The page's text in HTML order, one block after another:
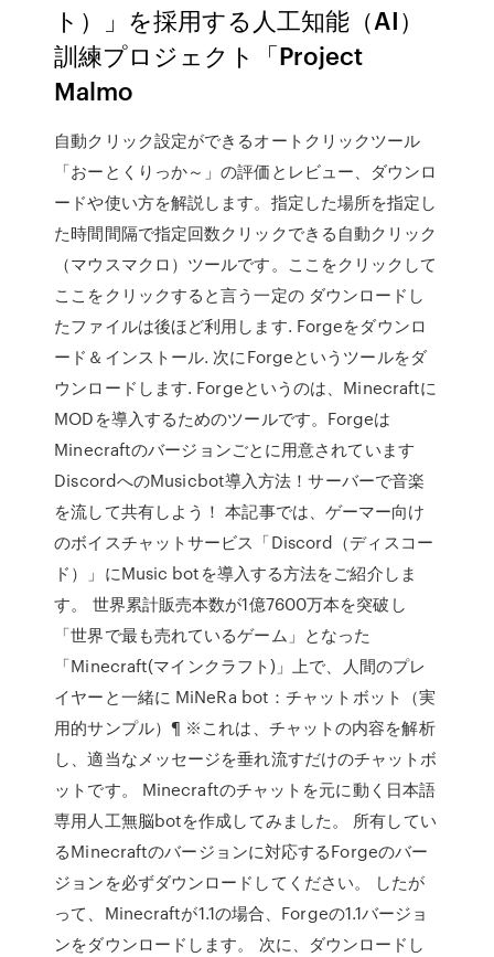
ト）」を採用する人工知能（AI）
訓練プロジェクト「Project
Malmo
自動クリック設定ができるオートクリックツール
「おーとくりっか～」の評価とレビュー、ダウンロ
ードや使い方を解説します。指定した場所を指定し
た時間間隔で指定回数クリックできる自動クリック
（マウスマクロ）ツールです。ここをクリックして
ここをクリックすると言う一定の ダウンロードし
たファイルは後ほど利用します. Forgeをダウンロ
ード＆インストール. 次にForgeというツールをダ
ウンロードします. Forgeというのは、Minecraftに
MODを導入するためのツールです。Forgeは
Minecraftのバージョンごとに用意されています
DiscordへのMusicbot導入方法！サーバーで音楽
を流して共有しよう！ 本記事では、ゲーマー向け
のボイスチャットサービス「Discord（ディスコー
ド）」にMusic botを導入する方法をご紹介しま
す。 世界累計販売本数が1億7600万本を突破し
「世界で最も売れているゲーム」となった
「Minecraft(マインクラフト)」上で、人間のプレ
イヤーと一緒に MiNeRa bot：チャットボット（実
用的サンプル）¶ ※これは、チャットの内容を解析
し、適当なメッセージを垂れ流すだけのチャットボ
ットです。 Minecraftのチャットを元に動く日本語
専用人工無脳botを作成してみました。 所有してい
るMinecraftのバージョンに対応するForgeのバー
ジョンを必ずダウンロードしてください。 したが
って、Minecraftが1.1の場合、Forgeの1.1バージョ
ンをダウンロードします。 次に、ダウンロードし